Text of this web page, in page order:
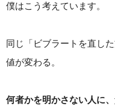
僕はこう考えています。
同じ「ビブラートを直し
値が変わる。
何者かを明かさない人に